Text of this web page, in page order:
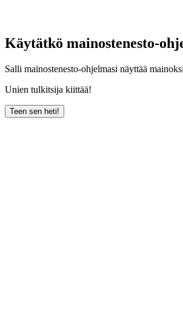
Käytätkö mainostenesto-
Salli mainostenesto-ohjelmasi näyttää
Unien tulkitsija kiittää!
Teen sen heti!